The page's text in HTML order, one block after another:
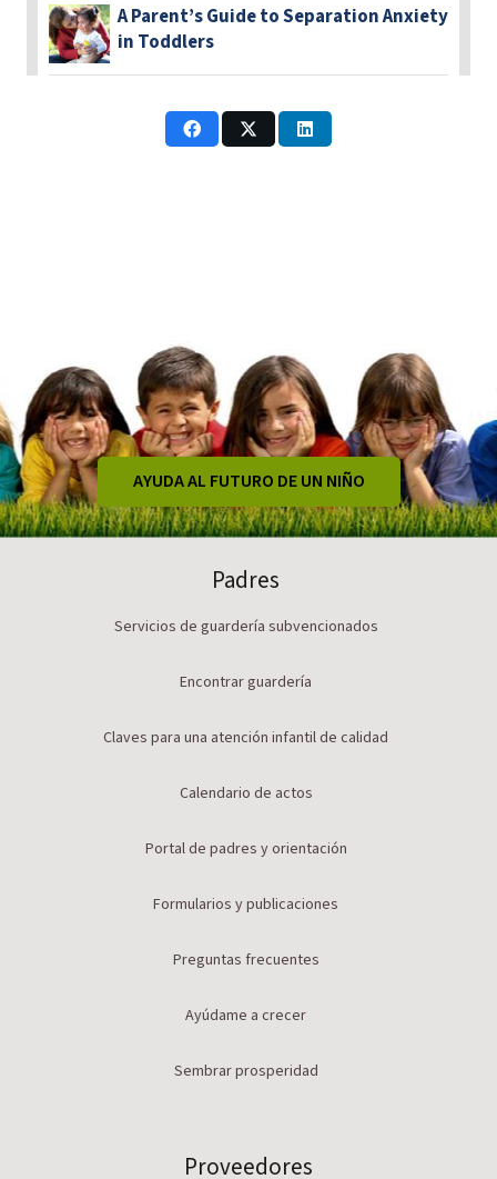
A Parent’s Guide to Separation Anxiety
in Toddlers
AYUDA AL FUTURO DE UN NIÑO
Padres
Servicios de guardería subvencionados
Encontrar guardería
Claves para una atención infantil de calidad
Calendario de actos
Portal de padres y orientación
Formularios y publicaciones
Preguntas frecuentes
Ayúdame a crecer
Sembrar prosperidad
Proveedores